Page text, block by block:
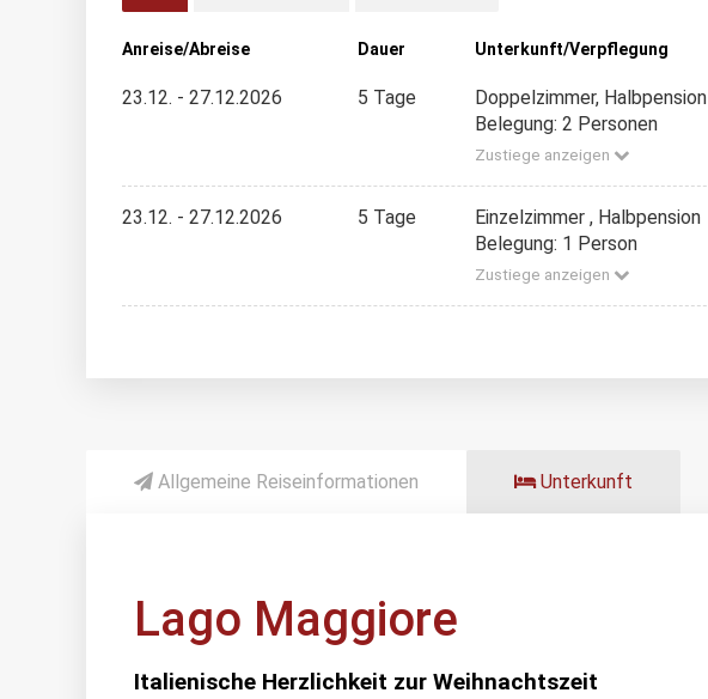
Anreise/Abreise Dauer Unterkunft/Verpflegung
23.12. - 27.12.2026 5 Tage
Doppelzimmer, Halbpension
Belegung: 2 Personen
Zustiege anzeigen
23.12. - 27.12.2026 5 Tage
Einzelzimmer , Halbpension
Belegung: 1 Person
Zustiege anzeigen
Allgemeine Reiseinformationen Unterkunft
Lago Maggiore
Italienische Herzlichkeit zur Weihnachtszeit